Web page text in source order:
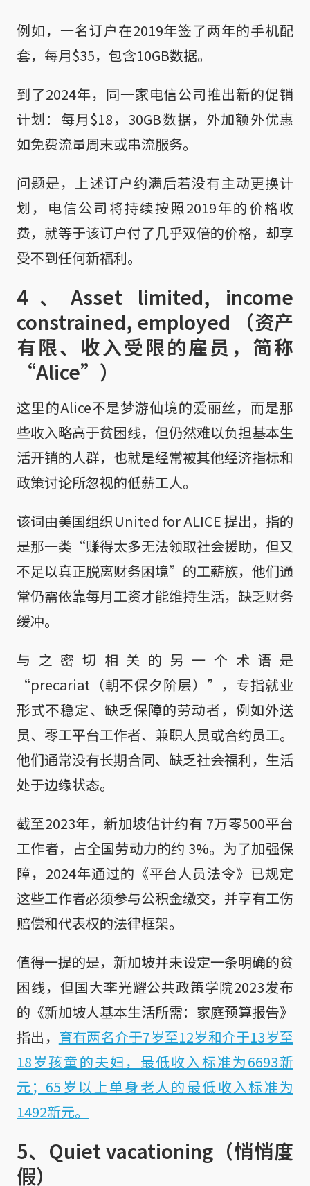
例如，一名订户在2019年签了两年的手机配
套，每月$35，包含10GB数据。
到了2024年，同一家电信公司推出新的促销
计划：每月$18，30GB数据，外加额外优惠
如免费流量周末或串流服务。
问题是，上述订户约满后若没有主动更换计
划，电信公司将持续按照2019年的价格收
费，就等于该订户付了几乎双倍的价格，却享
受不到任何新福利。
4、Asset limited, income
constrained, employed （资产
有限、收入受限的雇员，简称
“Alice”）
这里的Alice不是梦游仙境的爱丽丝，而是那
些收入略高于贫困线，但仍然难以负担基本生
活开销的人群，也就是经常被其他经济指标和
政策讨论所忽视的低薪工人。
该词由美国组织United for ALICE 提出，指的
是那一类“赚得太多无法领取社会援助，但又
不足以真正脱离财务困境”的工薪族，他们通
常仍需依靠每月工资才能维持生活，缺乏财务
缓冲。
与之密切相关的另一个术语是
“precariat（朝不保夕阶层）”，专指就业
形式不稳定、缺乏保障的劳动者，例如外送
员、零工平台工作者、兼职人员或合约员工。
他们通常没有长期合同、缺乏社会福利，生活
处于边缘状态。
截至2023年，新加坡估计约有 7万零500平台
工作者，占全国劳动力的约 3%。为了加强保
障，2024年通过的《平台人员法令》已规定
这些工作者必须参与公积金缴交，并享有工伤
赔偿和代表权的法律框架。
值得一提的是，新加坡并未设定一条明确的贫
困线，但国大李光耀公共政策学院2023发布
的《新加坡人基本生活所需：家庭预算报告》
指出， 育有两名介于7岁至12岁和介于13岁至
18岁孩童的夫妇，最低收入标准为6693新
元；65岁以上单身老人的最低收入标准为
1492新元。
5、Quiet vacationing（悄悄度
假）